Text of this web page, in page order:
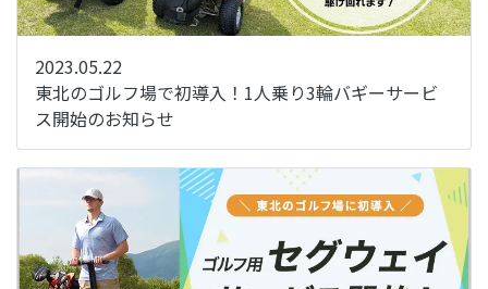
2023.05.22
東北のゴルフ場で初導入！1人乗り3輪バギーサービ
ス開始のお知らせ